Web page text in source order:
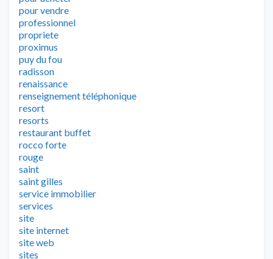
pour vendre
professionnel
propriete
proximus
puy du fou
radisson
renaissance
renseignement téléphonique
resort
resorts
restaurant buffet
rocco forte
rouge
saint
saint gilles
service immobilier
services
site
site internet
site web
sites